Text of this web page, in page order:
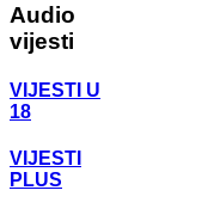
Audio
vijesti
VIJESTI U
18
VIJESTI
PLUS